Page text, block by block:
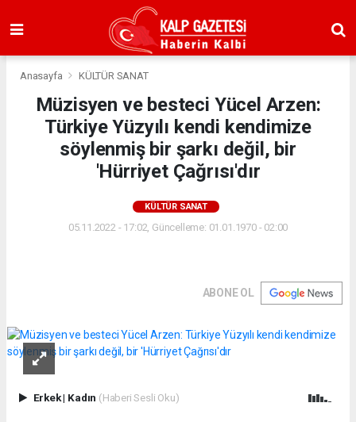
Anasayfa KÜLTÜR SANAT
Müzisyen ve besteci Yücel Arzen:
Türkiye Yüzyılı kendi kendimize
söylenmiş bir şarkı değil, bir
'Hürriyet Çağrısı'dır
KÜLTÜR SANAT
05.11.2022 - 17:02, Güncelleme: 01.01.1970 - 02:00
ABONE OL
Erkek| Kadın (Haberi Sesli Oku)